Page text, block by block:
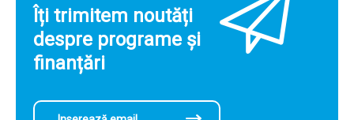
Îți trimitem noutăți
despre programe și
finanțări